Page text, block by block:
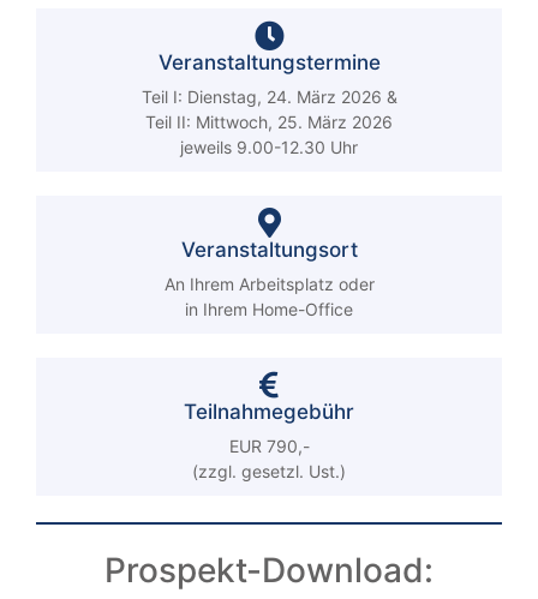
Veranstaltungstermine
Teil I: Dienstag, 24. März 2026 &
Teil II: Mittwoch, 25. März 2026
jeweils 9.00-12.30 Uhr
Veranstaltungsort
An Ihrem Arbeitsplatz oder
in Ihrem Home-Office
Teilnahmegebühr
EUR 790,-
(zzgl. gesetzl. Ust.)
Prospekt-Download: